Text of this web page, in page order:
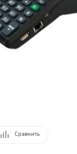
Сравнить